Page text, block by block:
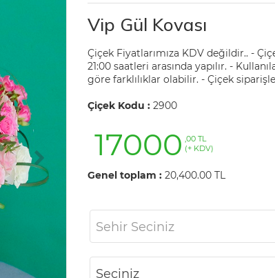
Vip Gül Kovası
Çiçek Fiyatlarımıza KDV değildir.. -
21:00 saatleri arasında yapılır. -
göre farklılıklar olabilir. - Çiçek
Çiçek Kodu : 2900
17000 ,00 TL
(+ KDV)
Genel toplam : 20,400.00 TL
Sehir Seciniz
Seçiniz